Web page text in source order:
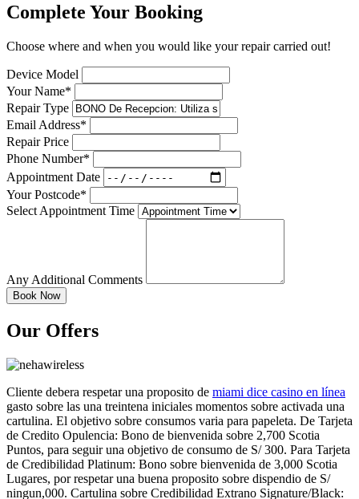
Complete Your Booking
Choose where and when you would like your repair carried out!
Device Model
Your Name*
Repair Type
Email Address*
Repair Price
Phone Number*
Appointment Date
Your Postcode*
Select Appointment Time
Any Additional Comments
Our Offers
Cliente debera respetar una proposito de miami dice casino en línea
gasto sobre las una treintena iniciales momentos sobre activada una
cartulina. El objetivo sobre consumos varia para papeleta. De Tarjeta
de Credito Opulencia: Bono de bienvenida sobre 2,700 Scotia
Puntos, para seguir una objetivo de consumo de S/ 300. Para Tarjeta
de Credibilidad Platinum: Bono sobre bienvenida de 3,000 Scotia
Lugares, por respetar una buena proposito sobre dispendio de S/
ningun,000. Cartulina sobre Credibilidad Extrano Signature/Black: